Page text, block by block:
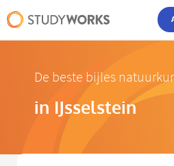
De beste bijles
in IJsselstein